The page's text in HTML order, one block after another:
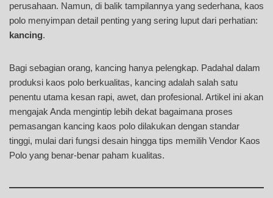
perusahaan. Namun, di balik tampilannya yang sederhana, kaos
polo menyimpan detail penting yang sering luput dari perhatian:
kancing.
Bagi sebagian orang, kancing hanya pelengkap. Padahal dalam
produksi kaos polo berkualitas, kancing adalah salah satu
penentu utama kesan rapi, awet, dan profesional. Artikel ini akan
mengajak Anda mengintip lebih dekat bagaimana proses
pemasangan kancing kaos polo dilakukan dengan standar
tinggi, mulai dari fungsi desain hingga tips memilih Vendor Kaos
Polo yang benar-benar paham kualitas.